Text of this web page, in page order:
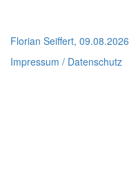
Florian Seiffert, 09.08.2026
Impressum / Datenschutz